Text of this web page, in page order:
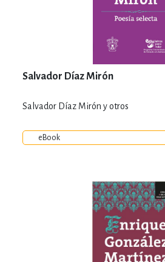
Salvador Díaz Mirón
Salvador Díaz Mirón y otros
eBook